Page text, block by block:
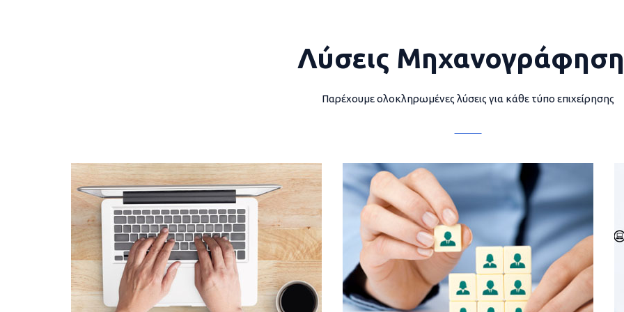
Λύσεις
Παρέχουμε ολοκληρωμένες λύσεις για κάθε τύπο επιχείρησης